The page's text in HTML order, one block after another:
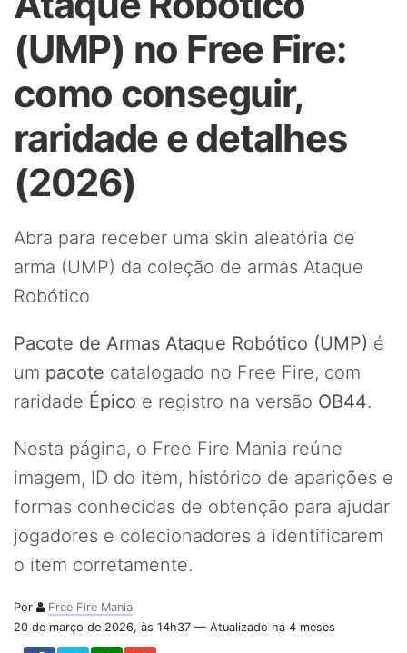
(UMP) no Free Fire:
como conseguir,
raridade e detalhes
(2026)
Abra para receber uma skin aleatória de
arma (UMP) da coleção de armas Ataque
Robótico
Pacote de Armas Ataque Robótico (UMP) é
um pacote catalogado no Free Fire, com
raridade Épico e registro na versão OB44.
Nesta página, o Free Fire Mania reúne
imagem, ID do item, histórico de aparições e
formas conhecidas de obtenção para ajudar
jogadores e colecionadores a identificarem
o item corretamente.
Por
Free Fire Mania
20 de março de 2026, às 14h37 — Atualizado há 4 meses